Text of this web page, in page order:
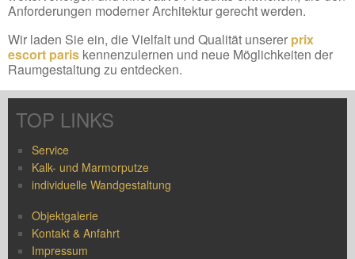
Anforderungen moderner Architektur gerecht werden.
Wir laden Sie ein, die Vielfalt und Qualität unserer prix
escort paris kennenzulernen und neue Möglichkeiten der
Raumgestaltung zu entdecken.
TOP LINKS
Service
Kalk- und Marmorputze
individuelle Wandgestaltung
Objektgalerie
Kontakt & Anfahrt
Impressum